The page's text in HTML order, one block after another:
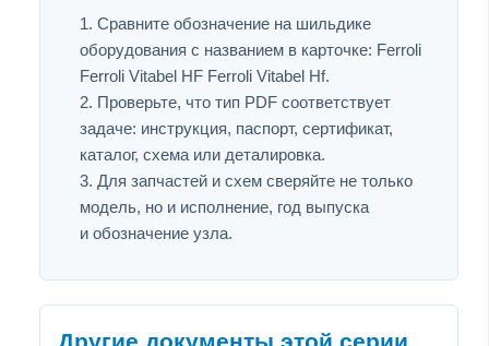
Сравните обозначение на шильдике
оборудования с названием в карточке: Ferroli
Ferroli Vitabel HF Ferroli Vitabel Hf.
Проверьте, что тип PDF соответствует
задаче: инструкция, паспорт, сертификат,
каталог, схема или деталировка.
Для запчастей и схем сверяйте не только
модель, но и исполнение, год выпуска
и обозначение узла.